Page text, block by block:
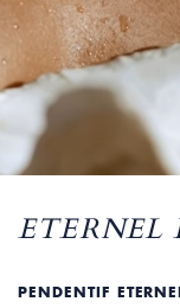
ETERNEL
PENDENTIF